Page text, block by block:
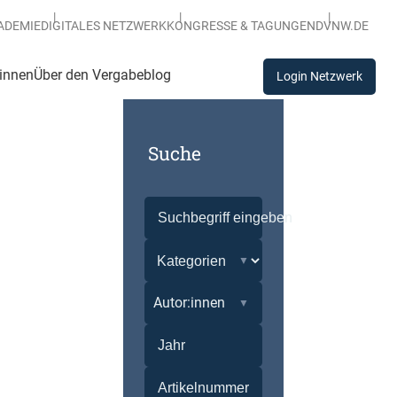
DIGITALES NETZWERKKONGRESSE & TAGUNGENDVNW.DE
Über den Vergabeblog Login Netzwerk
Suche
Autor:innen